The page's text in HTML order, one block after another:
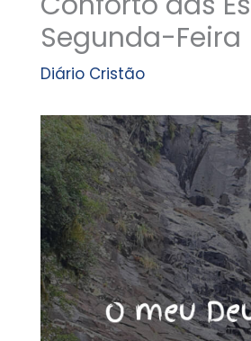
Segunda-Feira
Diário Cristão